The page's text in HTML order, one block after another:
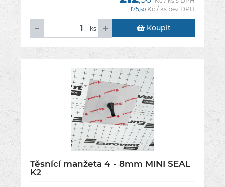
175,50 Kč / ks bez DPH
ks Koupit
Těsnící manžeta 4 - 8mm MINI SEAL
K2